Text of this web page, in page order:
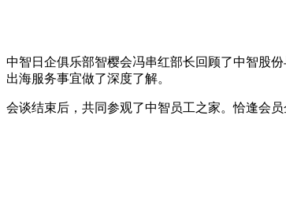
中智日企俱乐部智樱会冯串红部长回顾了中智股
出海服务事宜做了深度了解。
会谈结束后，共同参观了中智员工之家。恰逢会